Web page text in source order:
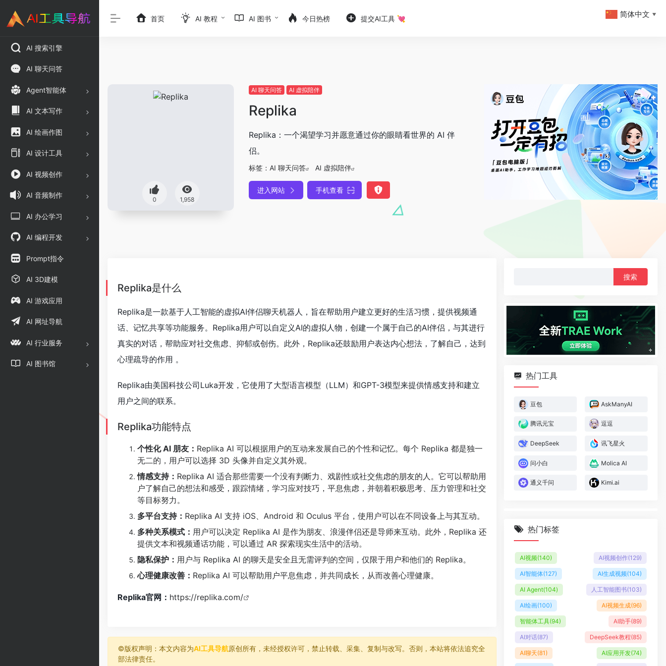
AI 搜索引擎
AI 聊天问答
Agent智能体
AI 文本写作
AI 绘画作图
AI 设计工具
AI 视频创作
AI 音频制作
AI 办公学习
AI 编程开发
Prompt指令
AI 3D建模
AI 游戏应用
AI 网址导航
AI 行业服务
AI 图书馆
首页 AI 教程 AI 图书 今日热榜 提交AI工具 💘
0 1,958
AI 聊天问答 AI 虚拟陪伴
Replika
Replika：一个渴望学习并愿意通过你的眼睛看世界的 AI 伴
侣。
标签： AI 聊天问答 AI 虚拟陪伴
进入网站 手机查看
Replika是什么
Replika是一款基于人工智能的虚拟AI伴侣聊天机器人，旨在帮助用户建立更好的生活习惯，提供视频通
话、记忆共享等功能服务。Replika用户可以自定义AI的虚拟人物，创建一个属于自己的AI伴侣，与其进行
真实的对话，帮助应对社交焦虑、抑郁或创伤。此外，Replika还鼓励用户表达内心想法，了解自己，达到
心理疏导的作用 。
Replika由美国科技公司Luka开发，它使用了大型语言模型（LLM）和GPT-3模型来提供情感支持和建立
用户之间的联系。
Replika功能特点
个性化 AI 朋友： Replika AI 可以根据用户的互动来发展自己的个性和记忆。每个 Replika 都是独一
无二的，用户可以选择 3D 头像并自定义其外观。
情感支持： Replika AI 适合那些需要一个没有判断力、戏剧性或社交焦虑的朋友的人。它可以帮助用
户了解自己的想法和感受，跟踪情绪，学习应对技巧，平息焦虑，并朝着积极思考、压力管理和社交
等目标努力。
多平台支持： Replika AI 支持 iOS、Android 和 Oculus 平台，使用户可以在不同设备上与其互动。
多种关系模式： 用户可以决定 Replika AI 是作为朋友、浪漫伴侣还是导师来互动。此外，Replika 还
提供文本和视频通话功能，可以通过 AR 探索现实生活中的活动。
隐私保护： 用户与 Replika AI 的聊天是安全且无需评判的空间，仅限于用户和他们的 Replika。
心理健康改善： Replika AI 可以帮助用户平息焦虑，并共同成长，从而改善心理健康。
Replika官网： https://replika.com/
©️版权声明：本文内容为AI工具导航原创所有，未经授权许可，禁止转载、采集、复制与改写。否则，本站将依法追究全
部法律责任。
热门工具
豆包 AskManyAI
腾讯元宝 逗逗
DeepSeek 讯飞星火
问小白 Molica AI
通义千问 Kimi.ai
热门标签
AI视频(140) AI视频创作(129)
AI智能体(127) AI生成视频(104)
AI Agent(104) 人工智能图书(103)
AI绘画(100) AI视频生成(96)
智能体工具(94) AI助手(89)
AI对话(87) DeepSeek教程(85)
AI聊天(81) AI应用开发(74)
简体中文 ▼